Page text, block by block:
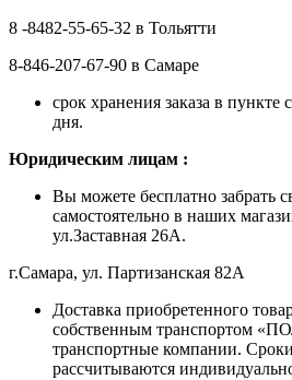
8 -8482-55-65-32 в Тольятти
8-846-207-67-90 в Самаре
срок хранения заказа в пункте
дня.
Юридическим лицам :
Вы можете бесплатно забрать
самостоятельно в наших
ул.Заставная 26А.
г.Самара, ул. Партизанская 82А
Доставка приобретенного
собственным транспортом
транспортные компании.
рассчитываются